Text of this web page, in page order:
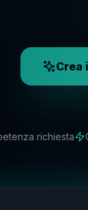
Crea
richiesta